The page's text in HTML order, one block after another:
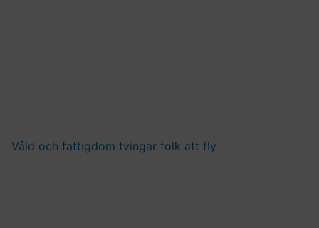
Våld och fattigdom tvingar folk att fly